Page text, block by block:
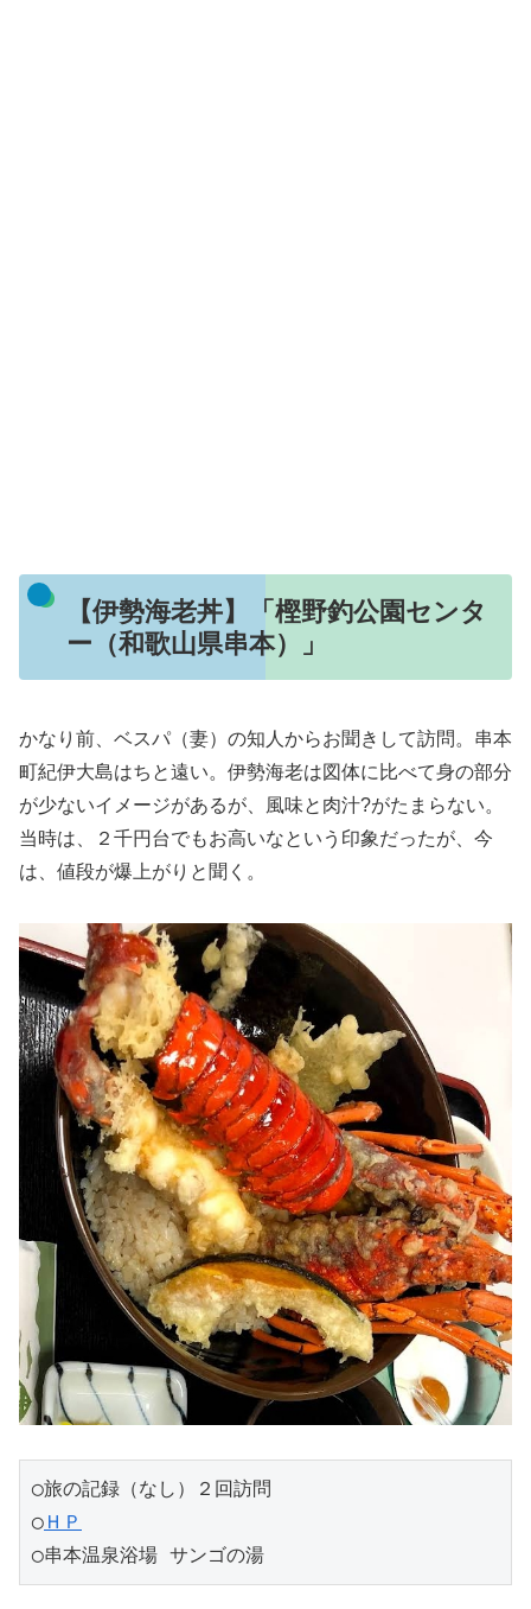
【伊勢海老丼】「樫野釣公園センタ
ー（和歌山県串本）」
かなり前、ベスパ（妻）の知人からお聞きして訪問。串本
町紀伊大島はちと遠い。伊勢海老は図体に比べて身の部分
が少ないイメージがあるが、風味と肉汁?がたまらない。
当時は、２千円台でもお高いなという印象だったが、今
は、値段が爆上がりと聞く。
◯旅の記録（なし）２回訪問
◯ ＨＰ
◯串本温泉浴場 サンゴの湯